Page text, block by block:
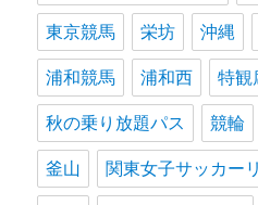
東京競馬 栄坊 沖縄
浦和競馬 浦和西 特観
秋の乗り放題パス 競輪
釜山 関東女子サッカー